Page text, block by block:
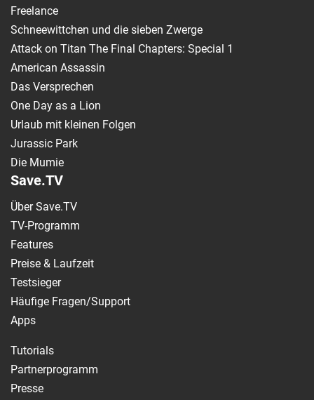
Freelance
Schneewittchen und die sieben Zwerge
Attack on Titan The Final Chapters: Special 1
American Assassin
Das Versprechen
One Day as a Lion
Urlaub mit kleinen Folgen
Jurassic Park
Die Mumie
Save.TV
Über Save.TV
TV-Programm
Features
Preise & Laufzeit
Testsieger
Häufige Fragen/Support
Apps
Tutorials
Partnerprogramm
Presse